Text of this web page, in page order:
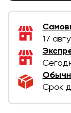
17
Срок